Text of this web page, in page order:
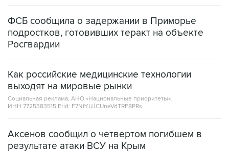
ФСБ сообщила о задержании в Приморье
подростков, готовивших теракт на объекте
Росгвардии
Как российские медицинские технологии
выходят на мировые рынки
Социальная реклама, АНО «Национальные приоритеты».
ИНН 7725383515 Erid: F7NfYUJCUneVdTRF8PRs
Аксенов сообщил о четвертом погибшем в
результате атаки ВСУ на Крым